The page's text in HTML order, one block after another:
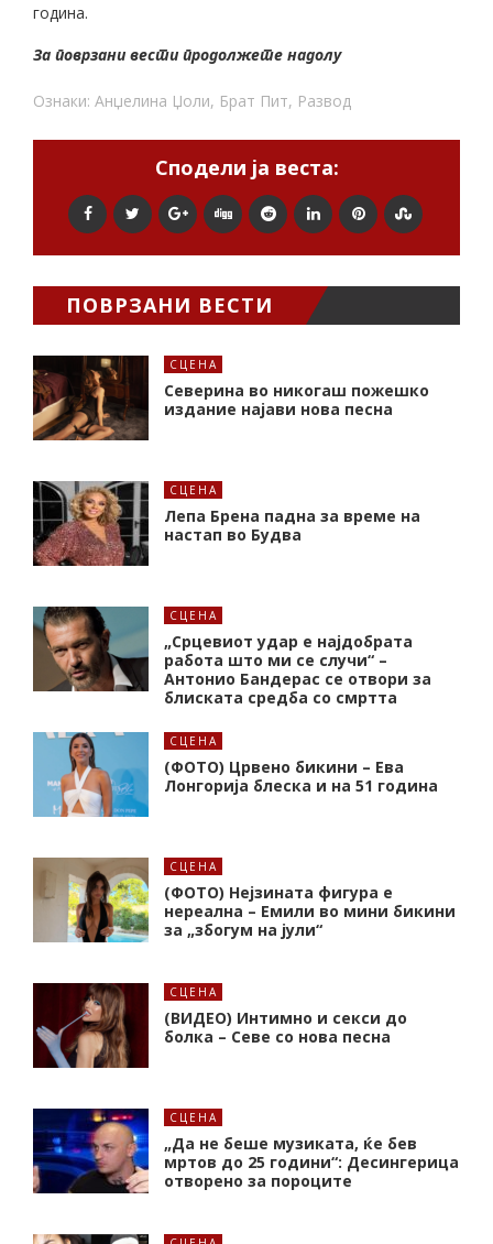
година.
За поврзани вести продолжете надолу
Ознаки: Анџелина Џоли, Брат Пит, Развод
Сподели ја веста:
ПОВРЗАНИ ВЕСТИ
СЦЕНА
Северина во никогаш пожешко
издание најави нова песна
СЦЕНА
Лепа Брена падна за време на
настап во Будва
СЦЕНА
„Срцевиот удар е најдобрата
работа што ми се случи“ –
Антонио Бандерас се отвори за
блиската средба со смртта
СЦЕНА
(ФОТО) Црвено бикини – Ева
Лонгорија блеска и на 51 година
СЦЕНА
(ФОТО) Нејзината фигура е
нереална – Емили во мини бикини
за „збогум на јули“
СЦЕНА
(ВИДЕО) Интимно и секси до
болка – Севе со нова песна
СЦЕНА
„Да не беше музиката, ќе бев
мртов до 25 години“: Десингерица
отворено за пороците